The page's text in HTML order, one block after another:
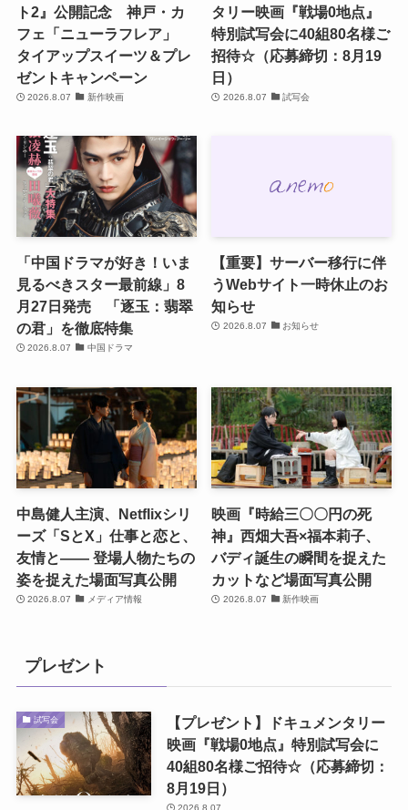
ト2』公開記念 神戸・カ
フェ「ニューラフレア」
タイアップスイーツ＆プレ
ゼントキャンペーン
2026.8.07 新作映画
タリー映画『戦場0地点』
特別試写会に40組80名様ご
招待☆（応募締切：8月19
日）
2026.8.07 試写会
「中国ドラマが好き！いま
見るべきスター最前線」8
月27日発売 「逐玉：翡翠
の君」を徹底特集
2026.8.07 中国ドラマ
【重要】サーバー移行に伴
うWebサイト一時休止のお
知らせ
2026.8.07 お知らせ
中島健人主演、Netflixシリ
ーズ「SとX」仕事と恋と、
友情と―― 登場人物たちの
姿を捉えた場面写真公開
2026.8.07 メディア情報
映画『時給三〇〇円の死
神』西畑大吾×福本莉子、
バディ誕生の瞬間を捉えた
カットなど場面写真公開
2026.8.07 新作映画
プレゼント
試写会
【プレゼント】ドキュメンタリー
映画『戦場0地点』特別試写会に
40組80名様ご招待☆（応募締切：
8月19日）
2026.8.07